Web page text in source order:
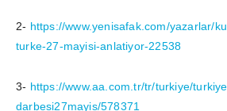
2- https://www.yenisafak.com/yazarlar/
turke-27-mayisi-anlatiyor-22538
3- https://www.aa.com.tr/tr/turkiye/
darbesi27mayis/578371